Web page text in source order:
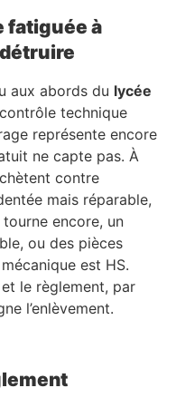
fatiguée à
aux abords du lycée
technique
représente encore
ne capte pas. À
contre
mais réparable,
encore, un
ou des pièces
est HS.
le règlement, par
l’enlèvement.